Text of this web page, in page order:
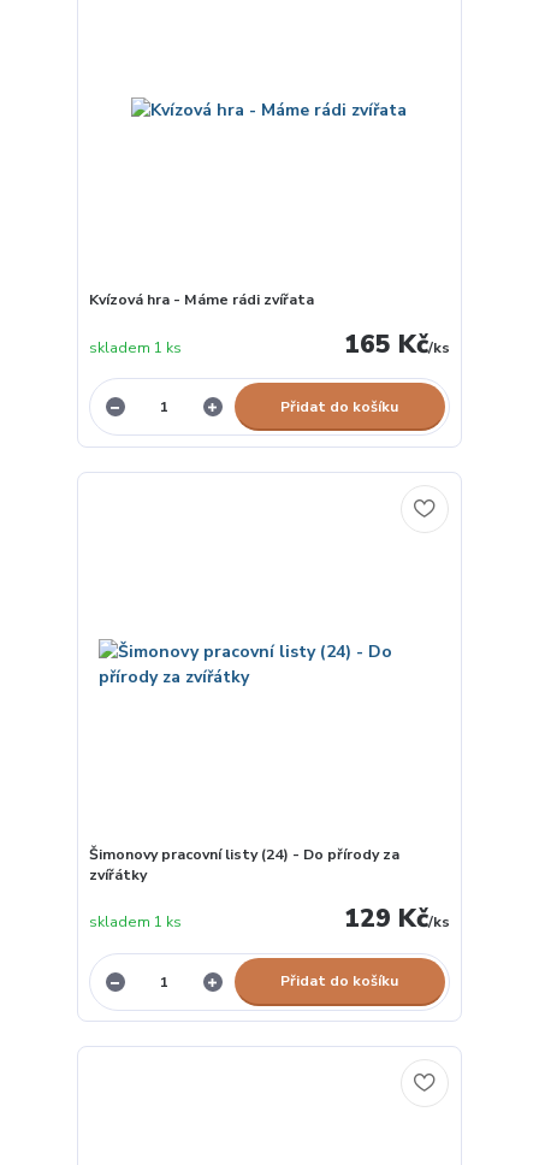
Kvízová hra - Máme rádi zvířata
165 Kč/ks
skladem 1 ks
Přidat do košíku
Šimonovy pracovní listy (24) - Do přírody za
zvířátky
129 Kč/ks
skladem 1 ks
Přidat do košíku